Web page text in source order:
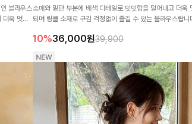
블라우스
더욱 멋스
소매와 밑단 부분에 배색 디테일로 밋밋함을 덜어내고 더욱
되며 링클 소재로 구김 걱정없이 즐길 수 있는 블라우스랍니
10%36,000원39,900